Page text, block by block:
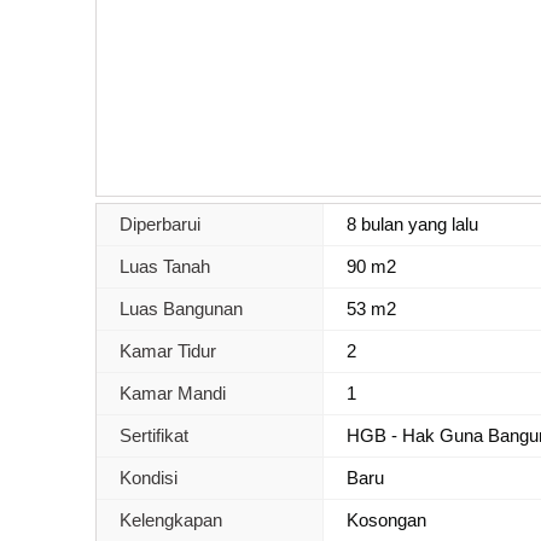
Diperbarui 8 bulan yang lalu
Luas Tanah 90 m2
Luas Bangunan 53 m2
Kamar Tidur 2
Kamar Mandi 1
Sertifikat HGB - Hak Guna
Kondisi Baru
Kelengkapan Kosongan